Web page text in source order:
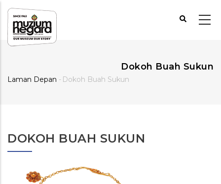
Langkau
kandungan
utama
Dokoh Buah Sukun
Laman Depan - Dokoh Buah Sukun
DOKOH BUAH SUKUN